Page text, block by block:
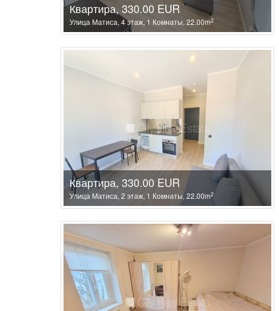
Квартира, 330.00 EUR
Улица Матиса, 4 этаж, 1 Комнаты, 22.00m2
Квартира, 330.00 EUR
Улица Матиса, 2 этаж, 1 Комнаты, 22.00m2